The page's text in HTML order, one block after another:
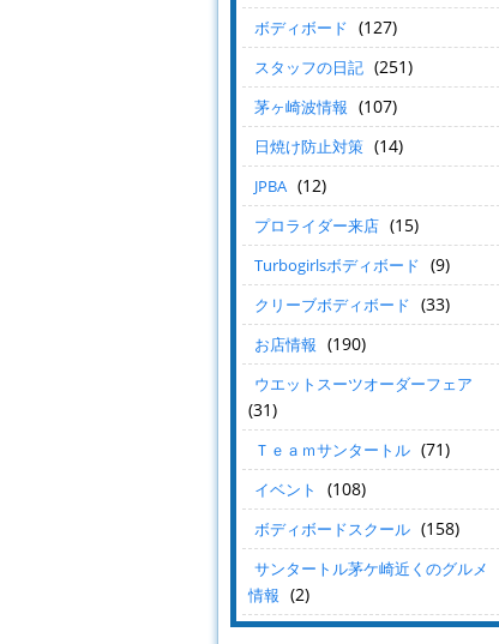
ボディボード (127)
スタッフの日記 (251)
茅ヶ崎波情報 (107)
日焼け防止対策 (14)
JPBA (12)
プロライダー来店 (15)
Turbogirlsボディボード (9)
クリーブボディボード (33)
お店情報 (190)
ウエットスーツオーダーフェア
(31)
Ｔｅａｍサンタートル (71)
イベント (108)
ボディボードスクール (158)
サンタートル茅ケ崎近くのグルメ
情報 (2)